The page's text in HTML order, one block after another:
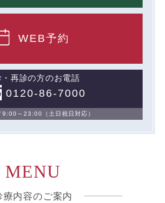
WEB予約
・再診の方のお電話
0120-86-7000
9:00～23:00（土日祝日対応）
MENU
療内容のご案内